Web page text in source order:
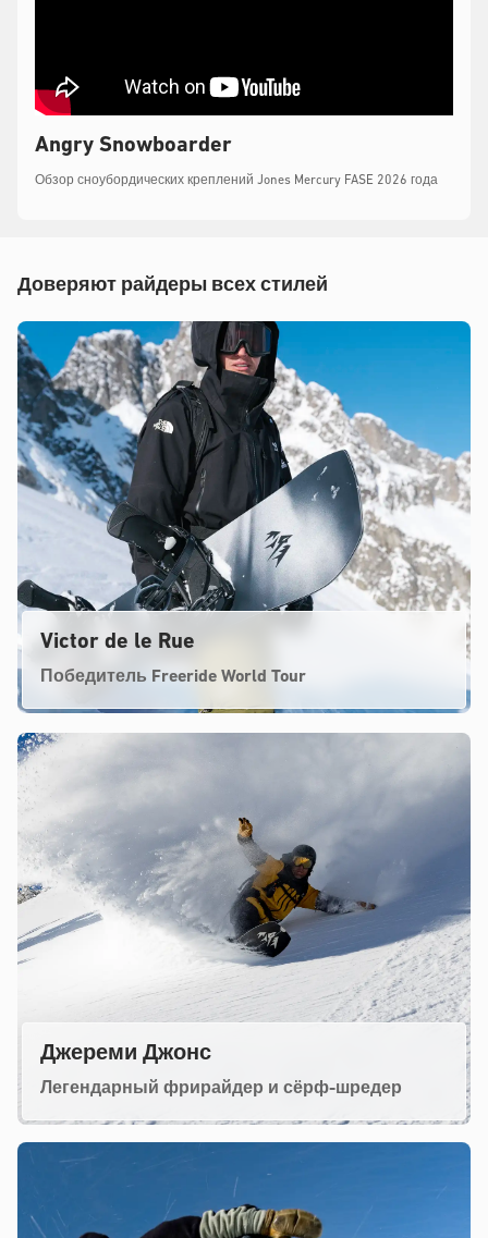
Angry Snowboarder
Обзор сноубордических креплений Jones Mercury FASE 2026 года
Доверяют райдеры всех стилей
Victor de le Rue
Победитель Freeride World Tour
Джереми Джонс
Легендарный фрирайдер и сёрф-шредер